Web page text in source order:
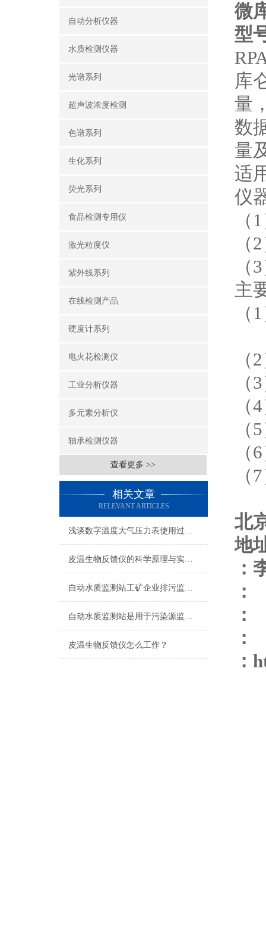
自动分析仪器
水质检测仪器
光谱系列
超声波浓度检测
色谱系列
生化系列
荧光系列
食品检测专用仪
激光粒度仪
紫外线系列
在线检测产品
硬度计系列
电火花检测仪
工业分析仪器
多元素分析仪
轴承检测仪器
查看更多 >>
相关文章
RELEVANT ARTICLES
浅谈数字温度大气压力表使用过程中的注意事项
皮温生物反馈仪的科学原理与实际应用
自动水质监测站工矿企业排污监测方面的作用
自动水质监测站是用于污染源监测和总量控制的环保仪器
皮温生物反馈仪怎么工作？
微
型
库
量
数
量
适
仪
主
北
地
：
：
：
：
：